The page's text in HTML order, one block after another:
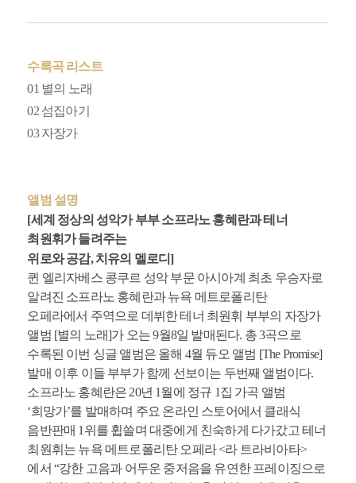
수록곡 리스트
01 별의 노래
02 섬집아기
03 자장가
앨범 설명
[세계 정상의 성악가 부부 소프라노 홍혜란과 테너
최원휘가 들려주는
위로와 공감, 치유의 멜로디]
퀸 엘리자베스 콩쿠르 성악 부문 아시아계 최초 우승자로
알려진 소프라노 홍혜란과 뉴욕 메트로폴리탄
오페라에서 주역으로 데뷔한 테너 최원휘 부부의 자장가
앨범 [별의 노래]가 오는 9월8일 발매된다. 총 3곡으로
수록된 이번 싱글 앨범은 올해 4월 듀오 앨범 [The Promise]
발매 이후 이들 부부가 함께 선보이는 두번째 앨범이다.
소프라노 홍혜란은 20년 1월에 정규 1집 가곡 앨범
‘희망가’를 발매하며 주요 온라인 스토어에서 클래식
음반판매 1위를 휩쓸며 대중에게 친숙하게 다가갔고 테너
최원휘는 뉴욕 메트로폴리탄 오페라 <라 트라비아타>
에서 “강한 고음과 어두운 중저음을 유연한 프레이징으로